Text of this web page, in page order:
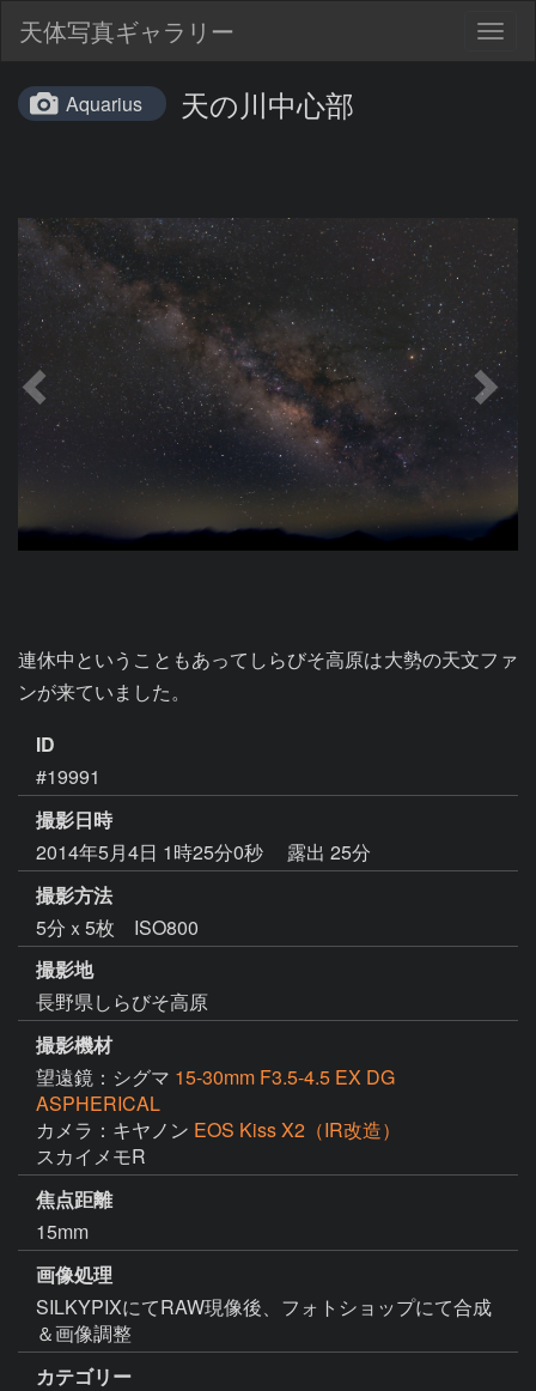
天体写真ギャラリー
Aquarius 天の川中心部
連休中ということもあってしらびそ高原は大勢の天文ファ
ンが来ていました。
ID
#19991
撮影日時
2014年5月4日 1時25分0秒
露出 25分
撮影方法
5分ｘ5枚 ISO800
撮影地
長野県しらびそ高原
撮影機材
望遠鏡：シグマ 15-30mm F3.5-4.5 EX DG
ASPHERICAL
カメラ：キヤノン EOS Kiss X2（IR改造）
スカイメモR
焦点距離
15mm
画像処理
SILKYPIXにてRAW現像後、フォトショップにて合成
＆画像調整
カテゴリー